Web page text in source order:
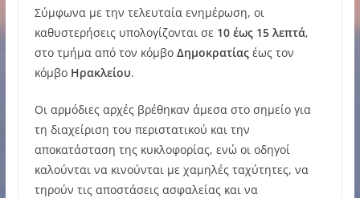
Σύμφωνα με την τελευταία ενημέρωση, οι
καθυστερήσεις υπολογίζονται σε 10 έως 15 λεπτά,
στο τμήμα από τον κόμβο Δημοκρατίαςέως τον
κόμβο Ηρακλείου.
Οι αρμόδιες αρχές βρέθηκαν άμεσα στο σημείο για
τη διαχείριση του περιστατικού και την
αποκατάσταση της κυκλοφορίας, ενώ οι οδηγοί
καλούνται να κινούνται με χαμηλές ταχύτητες, να
τηρούν τις αποστάσεις ασφαλείας και να